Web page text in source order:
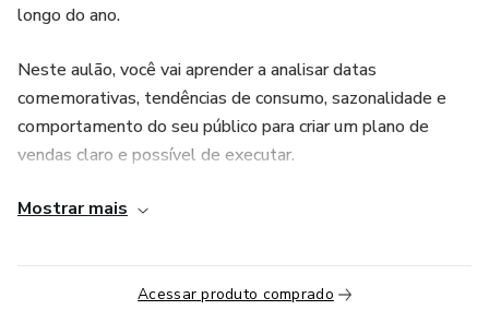
longo do ano.
Neste aulão, você vai aprender a analisar datas
comemorativas, tendências de consumo, sazonalidade e
comportamento do seu público para criar um plano de
vendas claro e possível de executar.
Você também aprenderá a montar um calendário anual de
coleções estratégicas para cada período do ano. Tudo isso
com uma linguagem simples, prática e totalmente voltada
Mostrar mais
Acessar produto comprado